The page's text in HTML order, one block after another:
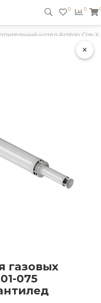
×
газовых
075
0 0
котел Ariston Clas